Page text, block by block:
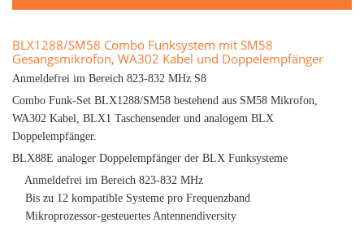
BLX1288/SM58 Combo Funksystem mit SM58
Gesangsmikrofon, WA302 Kabel und Doppelempfänger
Anmeldefrei im Bereich 823-832 MHz S8
Combo Funk-Set BLX1288/SM58 bestehend aus SM58 Mikrofon,
WA302 Kabel, BLX1 Taschensender und analogem BLX
Doppelempfänger.
BLX88E analoger Doppelempfänger der BLX Funksysteme
Anmeldefrei im Bereich 823-832 MHz
Bis zu 12 kompatible Systeme pro Frequenzband
Mikroprozessor-gesteuertes Antennendiversity